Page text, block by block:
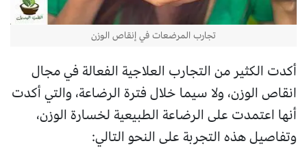
تجارب المرضعات في إنقاص الوزن
أكدت الكثير من التجارب العلاجية الفعالة في مجال
انقاص الوزن، ولا سيما خلال فترة الرضاعة، والتي أكدت
أنها اعتمدت على الرضاعة الطبيعية لخسارة الوزن،
وتفاصيل هذه التجربة على النحو التالي: